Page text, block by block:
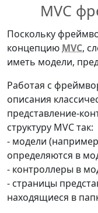
MVC
Поскольку
концепцию MVC,
иметь модели,
Работая с
описания
представление-
структуру MVC так:
- модели
определяются в
- контроллеры в
- страницы
находящиеся в